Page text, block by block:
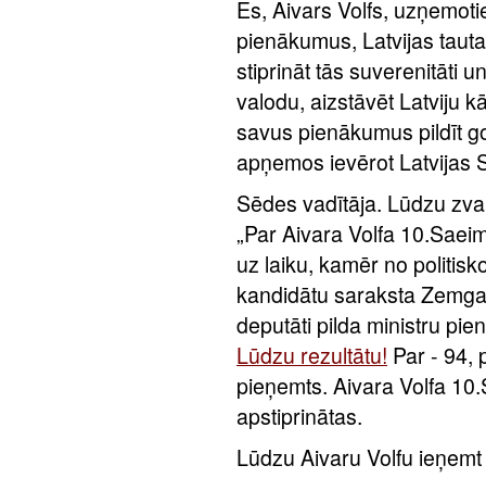
Es, Aivars Volfs,
pienākumus, Latvijas
stiprināt tās suverenitāti
valodu, aizstāvēt Latviju
savus pienākumus pildīt
apņemos ievērot Latvijas
Sēdes vadītāja. Lūdzu
„Par Aivara Volfa
uz laiku, kamēr no
kandidātu saraksta
deputāti pilda ministru
Lūdzu rezultātu! Par - 94,
pieņemts. Aivara Volfa
apstiprinātas.
Lūdzu Aivaru Volfu